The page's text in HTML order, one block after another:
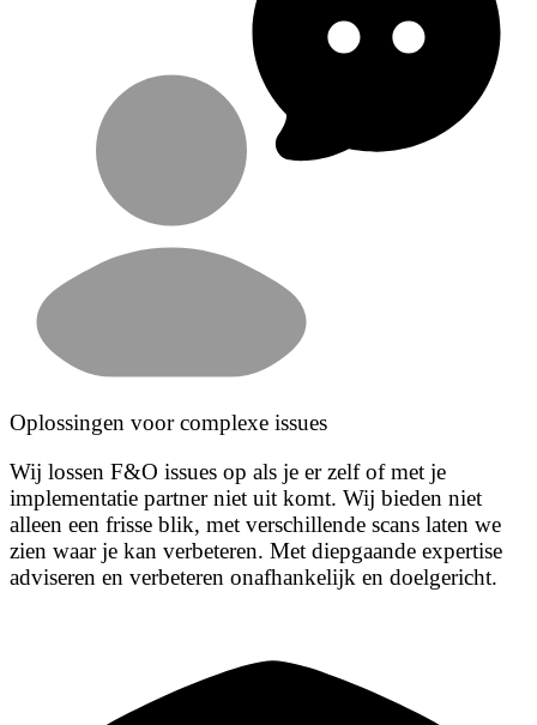
Oplossingen voor complexe issues
Wij lossen F&O issues op als je er zelf of met je
implementatie partner niet uit komt. Wij bieden niet
alleen een frisse blik, met verschillende scans laten we
zien waar je kan verbeteren. Met diepgaande expertise
adviseren en verbeteren onafhankelijk en doelgericht.